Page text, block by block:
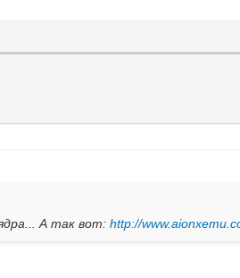
ядра... А так вот:http://